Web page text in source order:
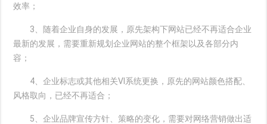
效率；
3、随着企业自身的发展，原先架构下网站已经不再适合企业
最新的发展，需要重新规划企业网站的整个框架以及各部分内
容；
4、企业标志或其他相关VI系统更换，原先的网站颜色搭配、
风格取向，已经不再适合；
5、企业品牌宣传方针、策略的变化，需要对网络营销做出适